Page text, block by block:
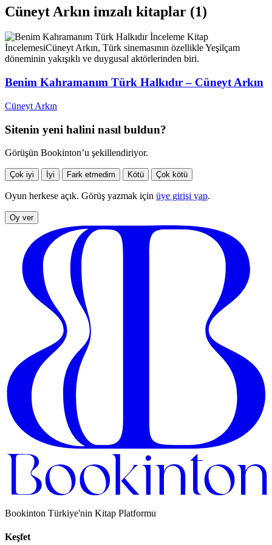
Cüneyt Arkın imzalı kitaplar (1)
İnceleme Kitap
İncelemesiCüneyt Arkın, Türk sinemasının özellikle Yeşilçam
döneminin yakışıklı ve duygusal aktörlerinden biri.
Benim Kahramanım Türk Halkıdır – Cüneyt Arkın
Cüneyt Arkın
Sitenin yeni halini nasıl buldun?
Görüşün Bookinton’u şekillendiriyor.
Çok iyi İyi Fark etmedim Kötü Çok kötü
Oyun herkese açık. Görüş yazmak için üye girişi yap.
Oy ver
Bookinton Türkiye'nin Kitap Platformu
Keşfet